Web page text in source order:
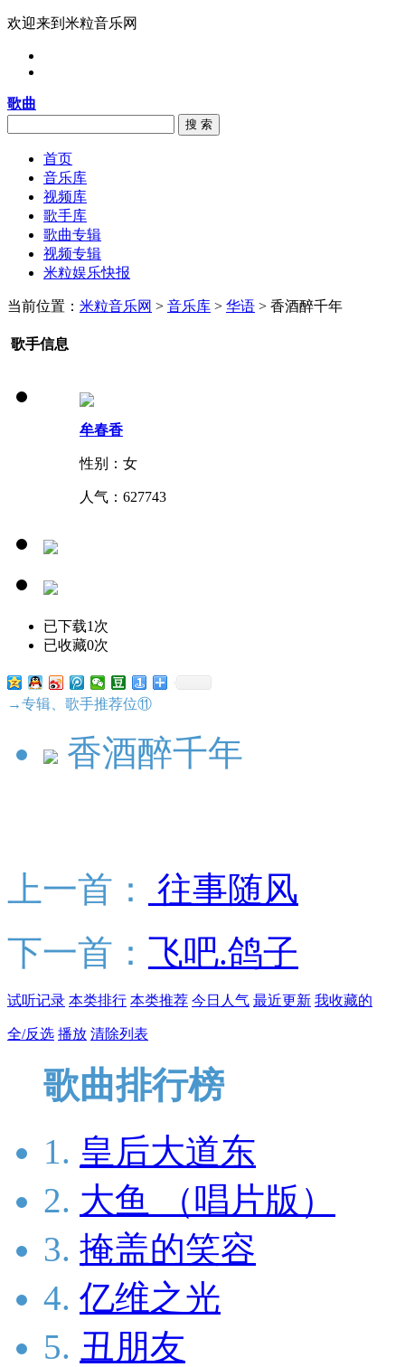
欢迎来到米粒音乐网
歌曲
搜 索
首页
音乐库
视频库
歌手库
歌曲专辑
视频专辑
米粒娱乐快报
当前位置： 米粒音乐网 > 音乐库 > 华语 > 香酒醉千年
歌手信息
牟春香
性别：女
人气： 627743
已下载1次
已收藏0次
→专辑、歌手推荐位⑪
香酒醉千年
上一首：
往事随风
下一首： 飞吧.鸽子
试听记录 本类排行 本类推荐 今日人气 最近更新 我收藏的
全/反选 播放 清除列表
歌曲排行榜
1. 皇后大道东
2. 大鱼 （唱片版）
3. 掩盖的笑容
4. 亿维之光
5. 丑朋友